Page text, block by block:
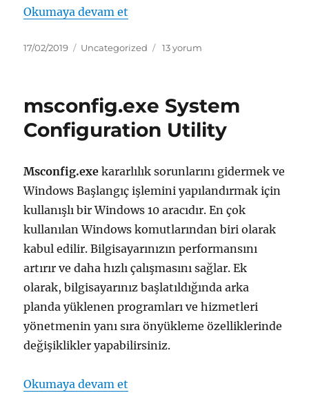
Okumaya devam et
Yayın
17/02/2019 Kategoriler
Uncategorized
msiexec.exe
13 yorum
msconfig.exe System
Configuration Utility
Msconfig.exe kararlılık sorunlarını gidermek ve
Windows Başlangıç ​​işlemini yapılandırmak için
kullanışlı bir Windows 10 aracıdır. En çok
kullanılan Windows komutlarından biri olarak
kabul edilir. Bilgisayarınızın performansını
artırır ve daha hızlı çalışmasını sağlar. Ek
olarak, bilgisayarınız başlatıldığında arka
planda yüklenen programları ve hizmetleri
yönetmenin yanı sıra önyükleme özelliklerinde
değişiklikler yapabilirsiniz.
Okumaya devam et